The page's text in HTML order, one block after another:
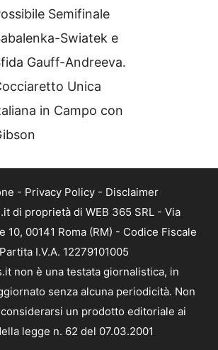
Semifinale
Swiatek e
Gauff-Andreeva.
Unica
in Campo con
- Privacy Policy- Disclaimer
di proprietà di WEB 365 SRL - Via
10, 00141 Roma (RM) - Codice Fiscale
I.V.A. 12279101005
non è una testata giornalistica, in
senza alcuna periodicità. Non
un prodotto editoriale ai
legge n. 62 del 07.03.2001